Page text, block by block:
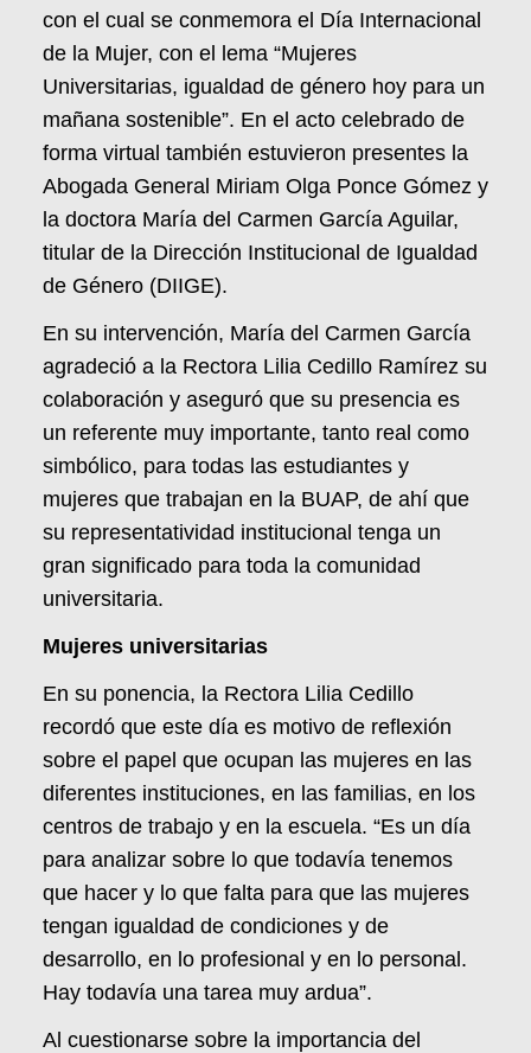
con el cual se conmemora el Día Internacional
de la Mujer, con el lema “Mujeres
Universitarias, igualdad de género hoy para un
mañana sostenible”. En el acto celebrado de
forma virtual también estuvieron presentes la
Abogada General Miriam Olga Ponce Gómez y
la doctora María del Carmen García Aguilar,
titular de la Dirección Institucional de Igualdad
de Género (DIIGE).
En su intervención, María del Carmen García
agradeció a la Rectora Lilia Cedillo Ramírez su
colaboración y aseguró que su presencia es
un referente muy importante, tanto real como
simbólico, para todas las estudiantes y
mujeres que trabajan en la BUAP, de ahí que
su representatividad institucional tenga un
gran significado para toda la comunidad
universitaria.
Mujeres universitarias
En su ponencia, la Rectora Lilia Cedillo
recordó que este día es motivo de reflexión
sobre el papel que ocupan las mujeres en las
diferentes instituciones, en las familias, en los
centros de trabajo y en la escuela. “Es un día
para analizar sobre lo que todavía tenemos
que hacer y lo que falta para que las mujeres
tengan igualdad de condiciones y de
desarrollo, en lo profesional y en lo personal.
Hay todavía una tarea muy ardua”.
Al cuestionarse sobre la importancia del